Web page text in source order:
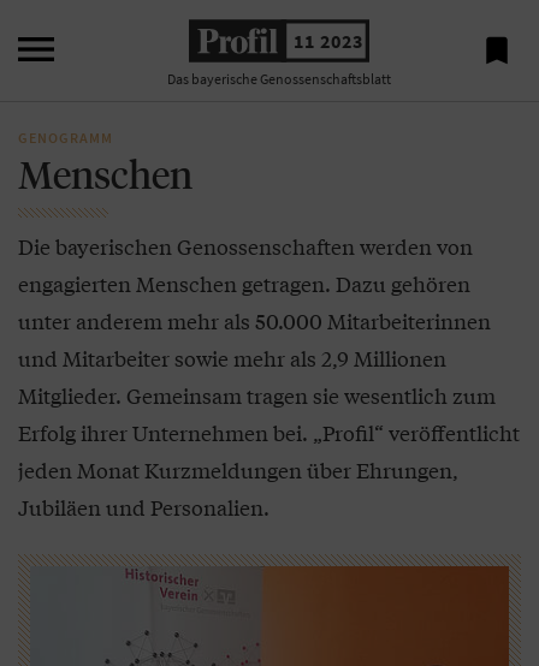
 11 2023
Das bayerische Genossenschaftsblatt

GENOGRAMM
Menschen
Die bayerischen Genossenschaften werden von
engagierten Menschen getragen. Dazu gehören
unter anderem mehr als 50.000 Mitarbeiterinnen
und Mitarbeiter sowie mehr als 2,9 Millionen
Mitglieder. Gemeinsam tragen sie wesentlich zum
Erfolg ihrer Unternehmen bei. „Profil“ veröffentlicht
jeden Monat Kurzmeldungen über Ehrungen,
Jubiläen und Personalien.